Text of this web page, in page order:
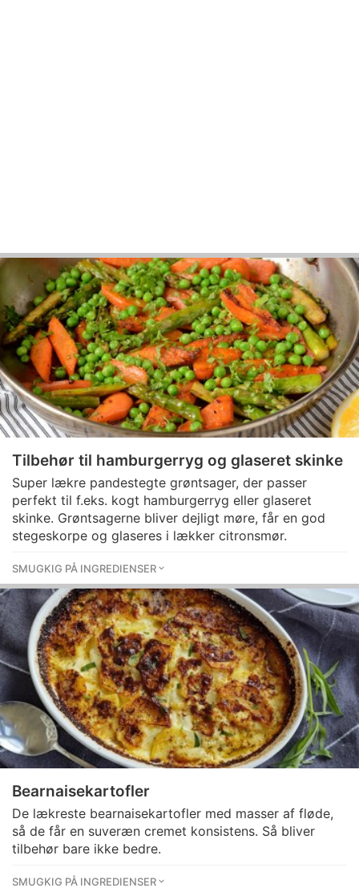
Tilbehør til hamburgerryg og glaseret skinke
Super lækre pandestegte grøntsager, der passer
perfekt til f.eks. kogt hamburgerryg eller glaseret
skinke. Grøntsagerne bliver dejligt møre, får en god
stegeskorpe og glaseres i lækker citronsmør.
SMUGKIG PÅ INGREDIENSER
Bearnaisekartofler
De lækreste bearnaisekartofler med masser af fløde,
så de får en suveræn cremet konsistens. Så bliver
tilbehør bare ikke bedre.
SMUGKIG PÅ INGREDIENSER